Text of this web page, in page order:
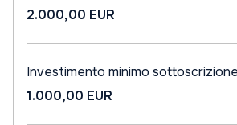
2.000,00 EUR
Investimento minimo
1.000,00 EUR